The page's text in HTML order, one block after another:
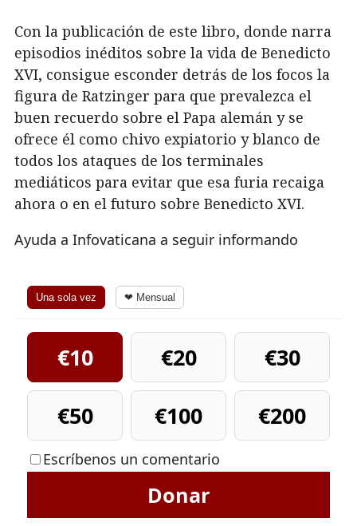
Con la publicación de este libro, donde narra
episodios inéditos sobre la vida de Benedicto
XVI, consigue esconder detrás de los focos la
figura de Ratzinger para que prevalezca el
buen recuerdo sobre el Papa alemán y se
ofrece él como chivo expiatorio y blanco de
todos los ataques de los terminales
mediáticos para evitar que esa furia recaiga
ahora o en el futuro sobre Benedicto XVI.
Ayuda a Infovaticana a seguir informando
Una sola vez ❤ Mensual
€10 €20
€30
€50
€100 €200
Escríbenos un comentario
Donar